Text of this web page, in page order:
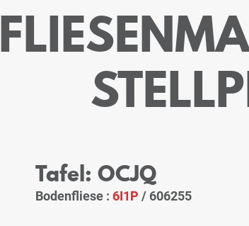
Tafel: OCJQ
Bodenfliese : 6I1P / 606255